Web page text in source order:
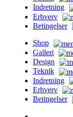
Indretning
Erhverv
Betingelser
Shop
Galleri
Design
Teknik
Indretning
Erhverv
Betingelser